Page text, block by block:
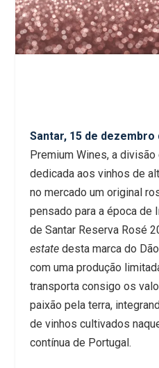
Santar, 15 de dezembro
Premium Wines, a
dedicada aos vinhos de
no mercado um original
pensado para a época de
de Santar Reserva Rosé
estatedesta marca do
com uma produção
transporta consigo os
paixão pela terra,
de vinhos cultivados
contínua de Portugal.